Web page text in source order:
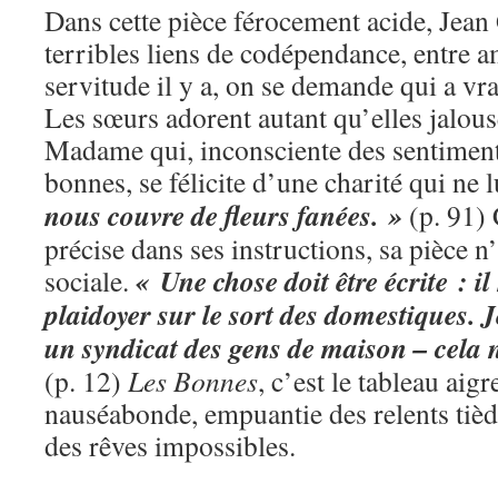
Dans cette pièce férocement acide,
terribles liens de codépendance, entre
servitude il y a, on se demande qui a
Les sœurs adorent autant qu’elles
Madame qui, inconsciente des
bonnes, se félicite d’une charité qui
nous couvre de fleurs fanées. » (p. 91)
précise dans ses instructions, sa pièce
sociale. « Une chose doit être écrite : il
plaidoyer sur le sort des domestiques.
un syndicat des gens de maison – cela
(p. 12) Les Bonnes, c’est le tableau
nauséabonde, empuantie des relents
des rêves impossibles.